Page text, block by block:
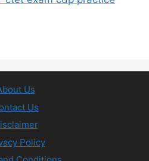
Us
Us
Policy